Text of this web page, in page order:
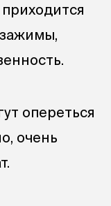
зажимы,
опереться
очень